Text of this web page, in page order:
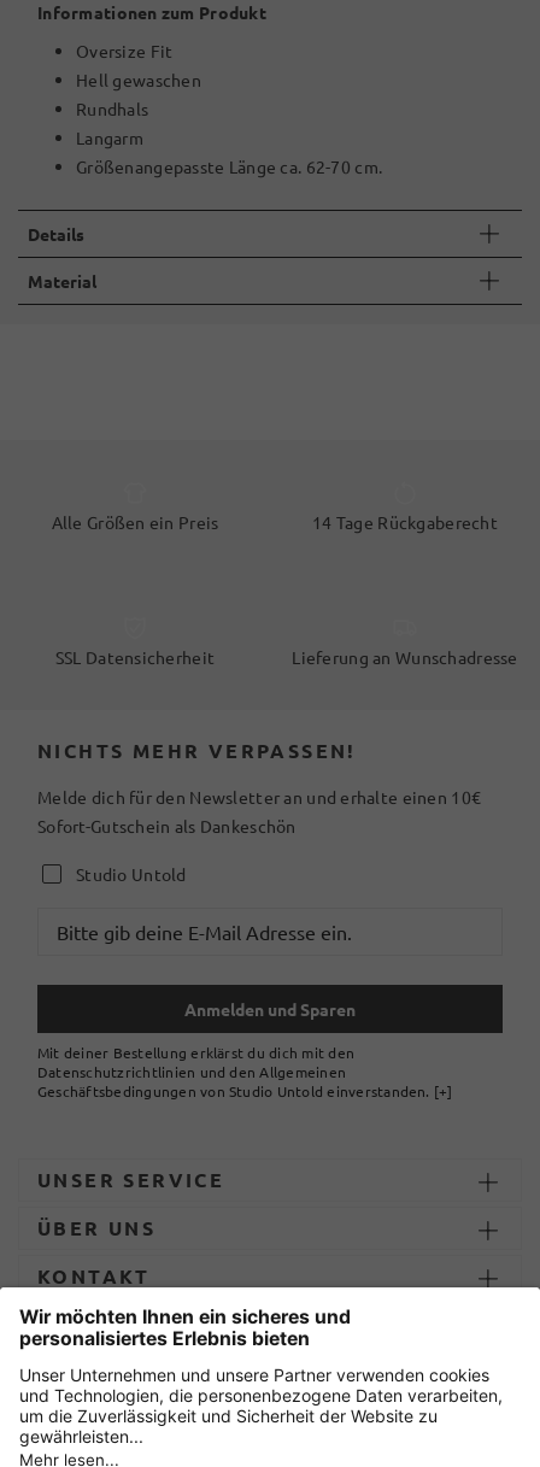
Informationen zum Produkt
Oversize Fit
Hell gewaschen
Rundhals
Langarm
Größenangepasste Länge ca. 62-70 cm.
Details
Material
Alle Größen ein Preis 14 Tage Rückgaberecht
SSL Datensicherheit Lieferung an Wunschadresse
NICHTS MEHR VERPASSEN!
Melde dich für den Newsletter an und erhalte einen 10€
Sofort-Gutschein als Dankeschön
Studio Untold
Anmelden und Sparen
Mit deiner Bestellung erklärst du dich mit den
Datenschutzrichtlinien und den Allgemeinen
Geschäftsbedingungen von Studio Untold einverstanden. [+]
UNSER SERVICE
ÜBER UNS
KONTAKT
ZAHLUNG UND LIEFERUNG
Sicher einkaufen mit